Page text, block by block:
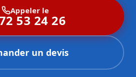
Appeler le
53 24 26
un devis